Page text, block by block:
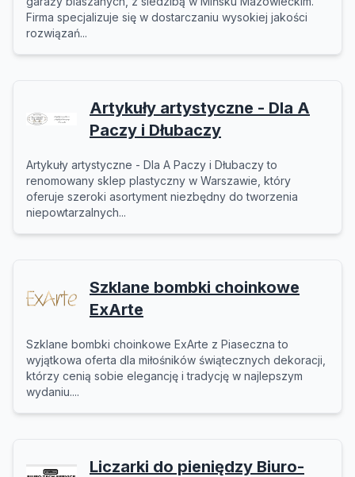
Firma specjalizuje się w dostarczaniu wysokiej jakości
rozwiązań...
Artykuły artystyczne - Dla A
Paczy i Dłubaczy
Artykuły artystyczne - Dla A Paczy i Dłubaczy to
renomowany sklep plastyczny w Warszawie, który
oferuje szeroki asortyment niezbędny do tworzenia
niepowtarzalnych...
Szklane bombki choinkowe
ExArte
Szklane bombki choinkowe ExArte z Piaseczna to
wyjątkowa oferta dla miłośników świątecznych dekoracji,
którzy cenią sobie elegancję i tradycję w najlepszym
wydaniu....
Liczarki do pieniędzy Biuro-